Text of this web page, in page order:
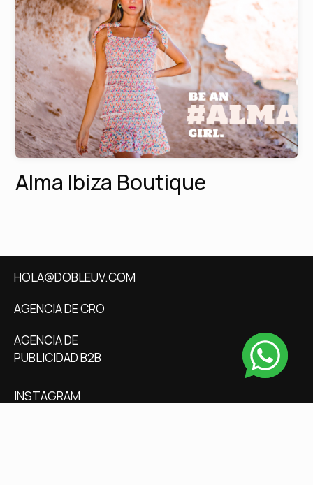
Alma Ibiza Boutique
HOLA@DOBLEUV.COM
AGENCIA DE CRO
AGENCIA DE
PUBLICIDAD B2B
INSTAGRAM